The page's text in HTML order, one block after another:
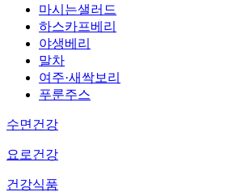
마시는샐러드
하스카프베리
야생베리
말차
여주·새싹보리
푸룬주스
수면건강
요로건강
건강식품